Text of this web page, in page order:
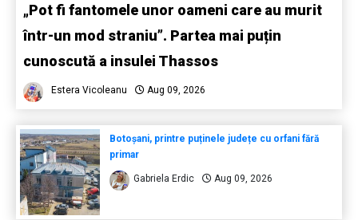
„Pot fi fantomele unor oameni care au murit
într-un mod straniu”. Partea mai puțin
cunoscută a insulei Thassos
Estera Vicoleanu Aug 09, 2026
Botoșani, printre puținele județe cu orfani fără
primar
Gabriela Erdic Aug 09, 2026